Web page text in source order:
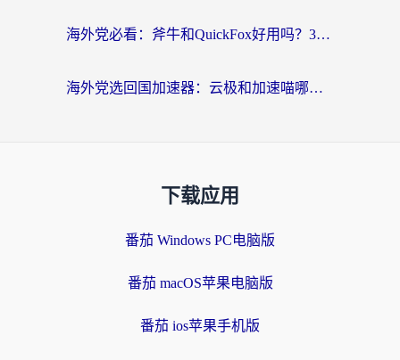
海外党必看：斧牛和QuickFox好用吗？3步选对回国加速器，无缝刷国内剧玩游戏
海外党选回国加速器：云极和加速喵哪个好？附3款热门工具实测对比
下载应用
番茄 Windows PC电脑版
番茄 macOS苹果电脑版
番茄 ios苹果手机版